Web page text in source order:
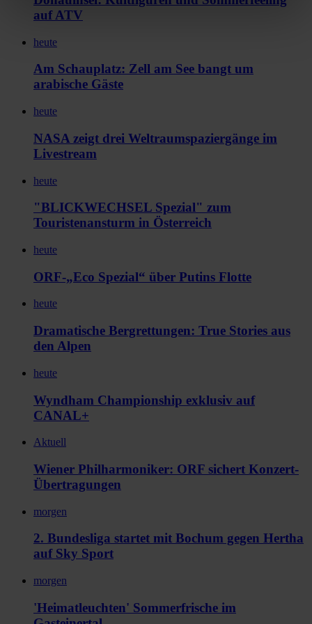
auf ATV
heute
Am Schauplatz: Zell am See bangt um
arabische Gäste
heute
NASA zeigt drei Weltraumspaziergänge im
Livestream
heute
"BLICKWECHSEL Spezial" zum
Touristenansturm in Österreich
heute
ORF-„Eco Spezial“ über Putins Flotte
heute
Dramatische Bergrettungen: True Stories aus
den Alpen
heute
Wyndham Championship exklusiv auf
CANAL+
Aktuell
Wiener Philharmoniker: ORF sichert Konzert-
Übertragungen
morgen
2. Bundesliga startet mit Bochum gegen Hertha
auf Sky Sport
morgen
'Heimatleuchten' Sommerfrische im